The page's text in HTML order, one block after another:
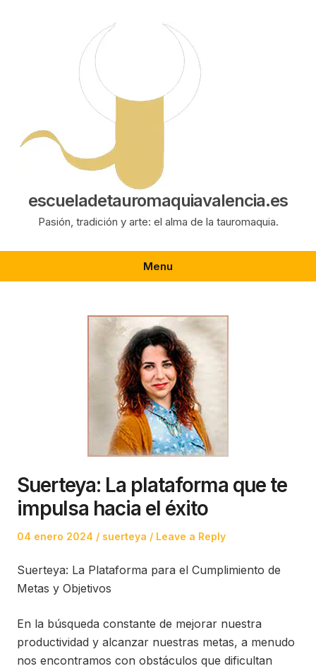
escueladetauromaquiavalencia.es
Pasión, tradición y arte: el alma de la tauromaquia.
Menu
Suerteya: La plataforma que te
impulsa hacia el éxito
Posted
04 enero 2024
Posted
suerteya Leave a Reply
Suerteya: La Plataforma para el Cumplimiento de
Metas y Objetivos
En la búsqueda constante de mejorar nuestra
productividad y alcanzar nuestras metas, a menudo
nos encontramos con obstáculos que dificultan